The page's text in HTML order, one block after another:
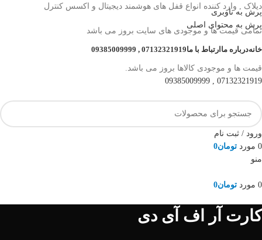
پرش به ناوبری
پرش به محتوای اصلی
دیلاک , وارد کننده انواع قفل های هوشمند دیجیتال و اکسس کنترل
تمامی قیمت ها و موجودی های سایت بروز می باشد
خانهدرباره ما ارتباط با ما07132321919 , 09385009999
قیمت ها و موجودی کالاها بروز می باشد.
07132321919 , 09385009999
ورود / ثبت نام
0 مورد تومان0
منو
0 مورد تومان0
کارت آر اف آی دی